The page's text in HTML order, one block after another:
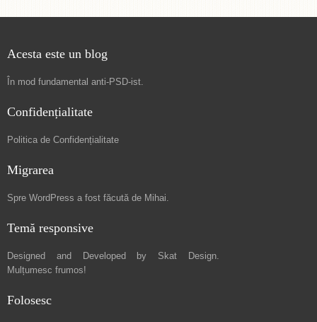
Acesta este un blog
În mod fundamental anti-PSD-ist.
Confidențialitate
Politica de Confidențialitate
Migrarea
Spre WordPress a fost făcută de Mihai.
Temă responsive
Designed and Developed by Skat Design.
Mulțumesc frumos!
Folosesc